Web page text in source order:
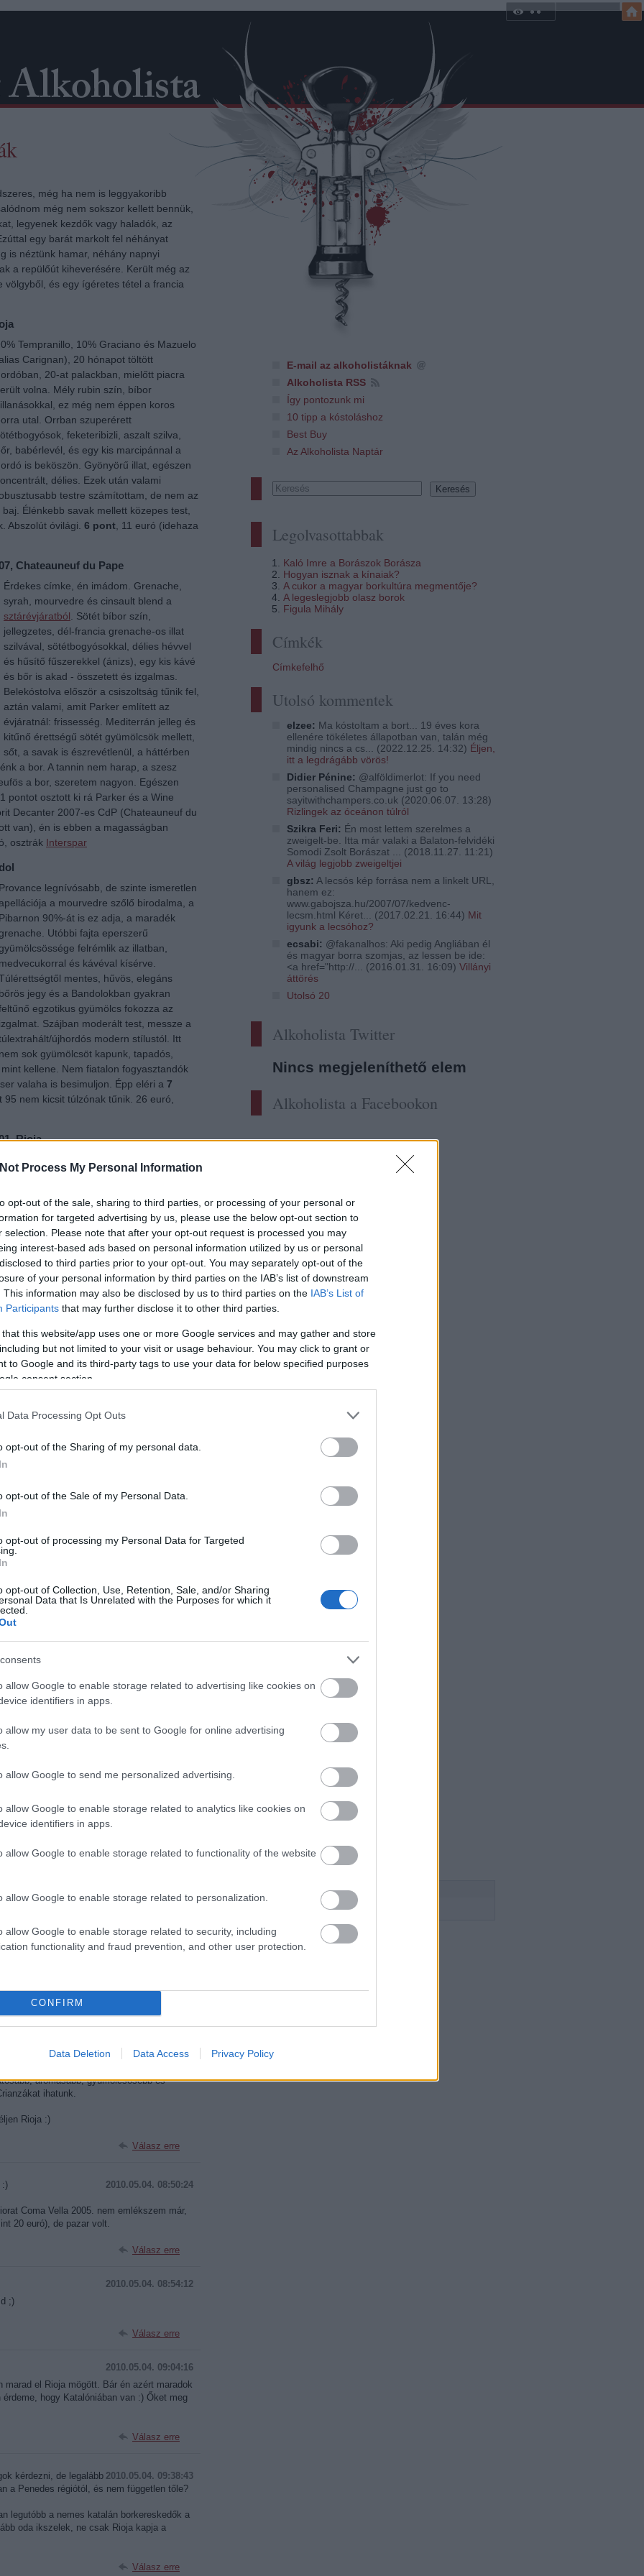
Process My Personal Information
opt-out of the sale, sharing to third parties, or processing of your personal or
for targeted advertising by us, please use the below opt-out section to
selection. Please note that after your opt-out request is processed you may
interest-based ads based on personal information utilized by us or personal
to third parties prior to your opt-out. You may separately opt-out of the
of your personal information by third parties on the IAB’s list of downstream
This information may also be disclosed by us to third parties on the IAB’s List of
Participants that may further disclose it to other third parties.
that this website/app uses one or more Google services and may gather and store
but not limited to your visit or usage behaviour. You may click to grant or
to Google and its third-party tags to use your data for below specified purposes
consent section.
Data Processing Opt Outs
opt-out of the Sharing of my personal data.
opt-out of the Sale of my Personal Data.
opt-out of processing my Personal Data for Targeted
opt-out of Collection, Use, Retention, Sale, and/or Sharing
Data that Is Unrelated with the Purposes for which it
allow Google to enable storage related to advertising like cookies on
identifiers in apps.
allow my user data to be sent to Google for online advertising
allow Google to send me personalized advertising.
allow Google to enable storage related to analytics like cookies on
identifiers in apps.
allow Google to enable storage related to functionality of the website
allow Google to enable storage related to personalization.
allow Google to enable storage related to security, including
functionality and fraud prevention, and other user protection.
CONFIRM
Data Deletion Data Access Privacy Policy
E-mail az alkoholistáknak
Alkoholista RSS
Így pontozunk mi
10 tipp a kóstoláshoz
Best Buy
Az Alkoholista Naptár
Legolvasottabbak
Kaló Imre a Borászok Borásza
Hogyan isznak a kínaiak?
A cukor a magyar borkultúra megmentője?
A legeslegjobb olasz borok
Figula Mihály
Címkék
Címkefelhő
Utolsó kommentek
elzee: Ma kóstoltam a bort... 19 éves kora
ellenére tökéletes állapotban van, talán még
mindig nincs a cs... (2022.12.25. 14:32) Éljen,
itt a legdrágább vörös!
Didier Pénine: @alföldimerlot: If you need
personalised Champagne just go to
sayitwithchampers.co.uk (2020.06.07. 13:28)
Rizlingek az óceánon túlról
Szikra Feri: Én most lettem szerelmes a
zweigelt-be. Itta már valaki a Balaton-felvidéki
Somodi Zsolt Borászat ... (2018.11.27. 11:21)
A világ legjobb zweigeltjei
gbsz: A lecsós kép forrása nem a linkelt URL,
hanem ez:
www.gabojsza.hu/2007/07/kedvenc-
lecsm.html Kéret... (2017.02.21. 16:44) Mit
igyunk a lecsóhoz?
ecsabi: @fakanalhos: Aki pedig Angliában él
és magyar borra szomjas, az lessen be ide:
<a href="http://... (2016.01.31. 16:09) Villányi
áttörés
Utolsó 20
Alkoholista Twitter
Nincs megjeleníthető elem
Alkoholista a Facebookon
Kollégák
Borwerk
Jancis Robinson
Pécsi borozó
TáncolóMedve
Vinography
Barátilag
Food Police
Kézművesborok
Kistücsök
Radovin
Rambo, a szőlősgazda
Szindbádék
IndaPass
még ha nem is leggyakoribb
még nem sokszor kellett bennük,
legyenek kezdők vagy haladók, az
egy barát markolt fel néhányat
is néztünk hamar, néhány napnyi
a repülőút kiheverésére. Került még az
völgyből, és egy ígéretes tétel a francia
Tempranillo, 10% Graciano és Mazuelo
Carignan), 20 hónapot töltött
20-at palackban, mielőtt piacra
volna. Mély rubin szín, bíbor
ez még nem éppen koros
utal. Orrban szuperérett
feketeribizli, aszalt szilva,
babérlevél, és egy kis marcipánnal a
is beköszön. Gyönyörű illat, egészen
délies. Ezek után valami
testre számítottam, de nem az
Élénkebb savak mellett közepes test,
Abszolút óvilági. 6 pont , 11 euró (idehaza
Chateauneuf du Pape
Érdekes címke, én imádom. Grenache,
syrah, mourvedre és cinsault blend a
sztárévjáratból . Sötét bíbor szín,
jellegzetes, dél-francia grenache-os illat
szilvával, sötétbogyósokkal, délies hévvel
és hűsítő fűszerekkel (ánizs), egy kis kávé
és bőr is akad - összetett és izgalmas.
Belekóstolva először a csiszoltság tűnik fel,
aztán valami, amit Parker említett az
évjáratnál: frissesség. Mediterrán jelleg és
kitűnő érettségű sötét gyümölcsök mellett,
sőt, a savak is észrevétlenül, a háttérben
a bor. A tannin nem harap, a szesz
a bor, szeretem nagyon. Egészen
pontot osztott ki rá Parker és a Wine
Decanter 2007-es CdP (Chateauneuf du
van), én is ebben a magasságban
osztrák Interspar
Provance legnívósabb, de szinte ismeretlen
apellációja a mourvedre szőlő birodalma, a
Pibarnon 90%-át is ez adja, a maradék
Utóbbi fajta eperszerű
felrémlik az illatban,
medvecukorral és kávéval kísérve.
mentes, hűvös, elegáns
bőrös jegy és a Bandolokban gyakran
egzotikus gyümölcs fokozza az
izgalmat. Szájban moderált test, messze a
újhordós modern stílustól. Itt
nem sok gyümölcsöt kapunk, tapadós,
kellene. Nem fiatalon fogyasztandók
valaha is besimuljon. Épp eléri a 7
nem kicsit túlzónak tűnik. 26 euró,
Rioja
viszont közel 6 évet tölt el a pincénél eladás
palackban - aligha a gyors haszonra
hajtanak. Remek évjárat csúcson levő bora,
kilenc éves kora ellenére még mindig rubin
színben játszik, illata rendkívül intenzív,
megérett, erősen animálisan indul, majd az
állatok hátrébb vonulnak, ahogy a
szellőzéssel nyílik és gazdagodik. Egy kis
gyógynövény, öreg meggylekvár,
íz, élénkebb acidok és picit reszelős
érett, de még évekig a platón lesz.7
Tetszik 0
tempranillo chateauneuf du pape
syrah
carignan graciano ramon bilbao clos de la
a
id/1971603
szerkesztőjéhez. Részletek a
2010.05.04. 07:07:18
amit sokan már évek óta mondunk.
elképesztően jó áron. Kevés agyonsztárolt
az évtized két legerősebbje.
a 2001-es messze hozza a legendás 94-
a pince Crianzája, pedig rendszerint a
értékrendet. A 7-10 eurós kategórában
beszélünk 1800-2600 forint kategóriában)
aromásabb, gyümölcsösebb és
ihatunk.
Rioja :)
Válasz erre
2010.05.04. 08:50:24
:)
Coma Vella 2005. nem emlékszem már,
20 euró), de pazar volt.
Válasz erre
2010.05.04. 08:54:12
;)
Válasz erre
2010.05.04. 09:04:16
marad el Rioja mögött. Bár én azért maradok
hogy Katalóniában van :) Őket meg
Válasz erre
2010.05.04. 09:38:43
kérdezni, de legalább
a Penedes régiótól, és nem független tőle?
legutóbb a nemes katalán borkereskedők a
oda ikszelek, ne csak Rioja kapja a
Válasz erre